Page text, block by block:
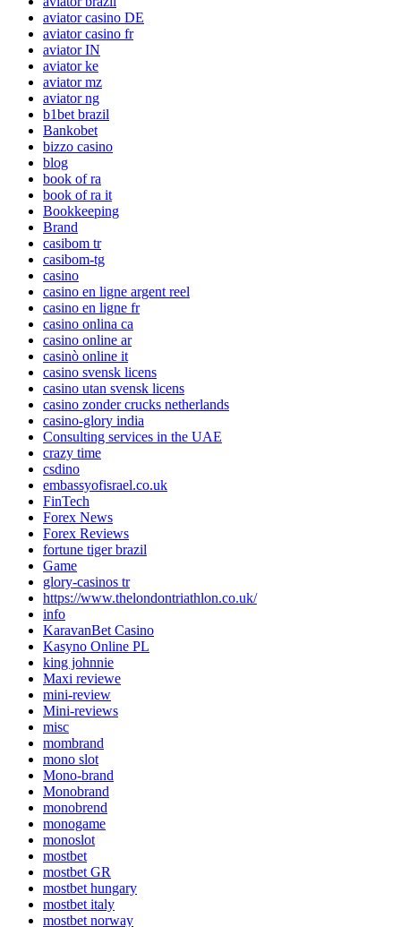
aviator casino DE
aviator casino fr
aviator IN
aviator ke
aviator mz
aviator ng
b1bet brazil
Bankobet
bizzo casino
blog
book of ra
book of ra it
Bookkeeping
Brand
casibom tr
casibom-tg
casino
casino en ligne argent reel
casino en ligne fr
casino onlina ca
casino online ar
casinò online it
casino svensk licens
casino utan svensk licens
casino zonder crucks netherlands
casino-glory india
Consulting services in the UAE
crazy time
csdino
embassyofisrael.co.uk
FinTech
Forex News
Forex Reviews
fortune tiger brazil
Game
glory-casinos tr
https://www.thelondontriathlon.co.uk/
info
KaravanBet Casino
Kasyno Online PL
king johnnie
Maxi reviewe
mini-review
Mini-reviews
misc
mombrand
mono slot
Mono-brand
Monobrand
monobrend
monogame
monoslot
mostbet
mostbet GR
mostbet hungary
mostbet italy
mostbet norway